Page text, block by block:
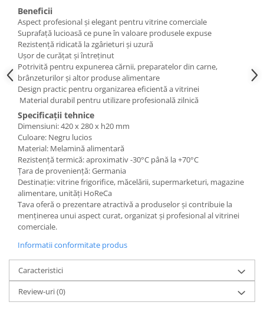
Seturi Decorare
Ustensile, Accesorii Cofetarie,
Patiserie
Site, Gratare,Blaturi taiere
Termometru
Cani, Flacoane, Boluri, Vase
Cutite, Raschete
Diverse Ustensile de Lucru
Merdenele, Role, Decupatoare
Spatule, Teluri, Pensule
Beneficii
Aspect profesional și elegant pentru vitrine comerciale
Suprafață lucioasă ce pune în valoare produsele expuse
Rezistență ridicată la zgârieturi și uzură
Ușor de curățat și întreținut
Potrivită pentru expunerea cărnii, preparatelor din carne,
brânzeturilor și altor produse alimentare
Design practic pentru organizarea eficientă a vitrinei
Material durabil pentru utilizare profesională zilnică
Specificații tehnice
Dimensiuni: 420 x 280 x h20 mm
Culoare: Negru lucios
Material: Melamină alimentară
Rezistență termică: aproximativ -30°C până la +70°C
Țara de proveniență: Germania
Destinație: vitrine frigorifice, măcelării, supermarketuri, magazine
alimentare, unități HoReCa
Tava oferă o prezentare atractivă a produselor și contribuie la
menținerea unui aspect curat, organizat și profesional al vitrinei
comerciale.
Informatii conformitate produs
Caracteristici
Review-uri(0)